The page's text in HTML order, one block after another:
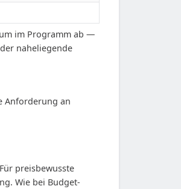
im Programm ab —
naheliegende
Anforderung an
preisbewusste
Wie bei Budget-